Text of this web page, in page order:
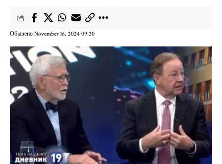
Објавено November 16, 2024 09:20